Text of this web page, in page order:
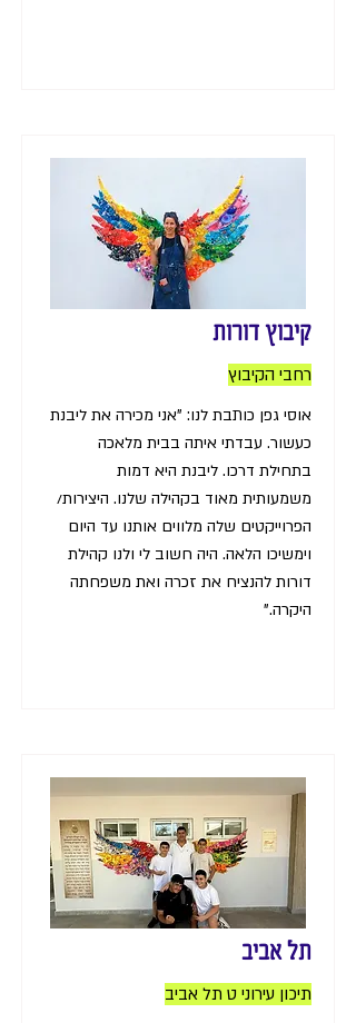
קיבוץ דורות
רחבי הקיבוץ
אוסי גפן כותבת לנו: "אני מכירה את ליבנת
כעשור. עבדתי איתה בבית מלאכה
בתחילת דרכו. ליבנת היא דמות
משמעותית מאוד בקהילה שלנו. היצירות/
הפרוייקטים שלה מלווים אותנו עד היום
וימשיכו הלאה. היה חשוב לי ולנו קהילת
דורות להנציח את זכרה ואת משפחתה
היקרה."
תל אביב
תיכון עירוני ט תל אביב